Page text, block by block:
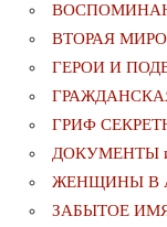
ВТОРАЯ
ГЕРОИ И
ГРИФ
ДОКУМЕНТЫ
ЖЕНЩИНЫ В
ЗАБЫТОЕ